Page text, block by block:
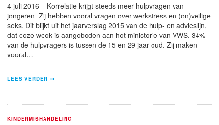
4 juli 2016 – Korrelatie krijgt steeds meer hulpvragen van
jongeren. Zij hebben vooral vragen over werkstress en (on)veilige
seks. Dit blijkt uit het jaarverslag 2015 van de hulp- en advieslijn,
dat deze week is aangeboden aan het ministerie van VWS. 34%
van de hulpvragers is tussen de 15 en 29 jaar oud. Zij maken
vooral…
LEES VERDER
KINDERMISHANDELING